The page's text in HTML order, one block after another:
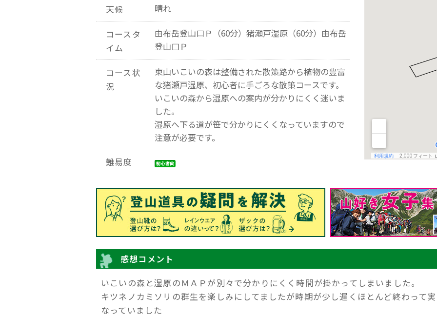
天候 晴れ
コースタ
イム
由布岳登山口Ｐ（60分）猪瀬戸湿原（60分）由布岳
登山口Ｐ
コース状
況
東山いこいの森は整備された散策路から植物の豊富
な猪瀬戸湿原、初心者に手ごろな散策コースです。
いこいの森から湿原への案内が分かりにくく迷いま
した。
湿原へ下る道が笹で分かりにくくなっていますので
注意が必要です。
難易度
感想コメント
いこいの森と湿原のＭＡＰが別々で分かりにくく時間が掛かってしまいました。
キツネノカミソリの群生を楽しみにしてましたが時期が少し遅くほとんど終わって
なっていました